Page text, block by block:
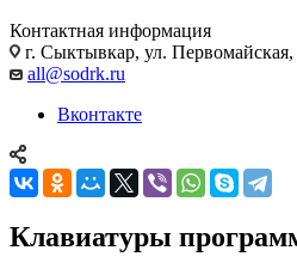
Контактная информация
г. Сыктывкар, ул. Первомайская,
all@sodrk.ru
Вконтакте
Клавиатуры